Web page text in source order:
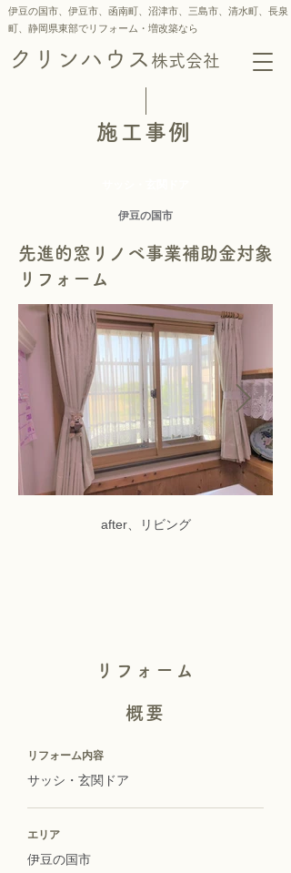
伊豆の国市、伊豆市、函南町、沼津市、三島市、 清水町、 長泉
町、静岡県東部でリフォーム・増改築なら
クリンハウス 株式会社
施工事例
伊豆の国市
先進的窓リノベ事業補助金対象
リフォーム
after、リビング
リフォーム
概要
リフォーム内容
サッシ・玄関ドア
エリア
伊豆の国市